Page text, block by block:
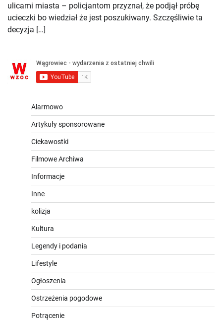
ulicami miasta – policjantom przyznał, że podjął próbę
ucieczki bo wiedział że jest poszukiwany. Szczęśliwie ta
decyzja […]
Alarmowo
Artykuły sponsorowane
Ciekawostki
Filmowe Archiwa
Informacje
Inne
kolizja
Kultura
Legendy i podania
Lifestyle
Ogłoszenia
Ostrzeżenia pogodowe
Potrącenie